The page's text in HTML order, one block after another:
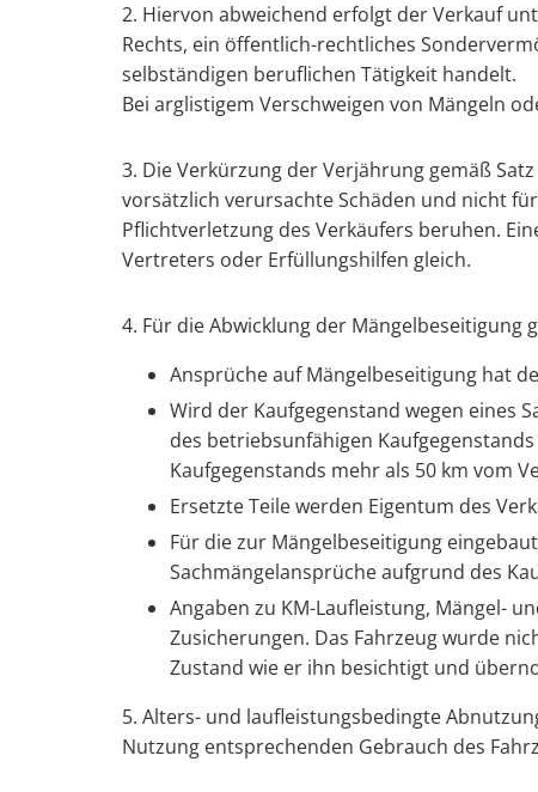
2. Hiervon abweichend erfolgt der Verkauf
Rechts, ein öffentlich-rechtliches
selbständigen beruflichen Tätigkeit handelt.
Bei arglistigem Verschweigen von Mängeln
3. Die Verkürzung der Verjährung gemäß
vorsätzlich verursachte Schäden und nicht
Pflichtverletzung des Verkäufers beruhen.
Vertreters oder Erfüllungshilfen gleich.
4. Für die Abwicklung der Mängelbeseitigung
Ansprüche auf Mängelbeseitigung hat
Wird der Kaufgegenstand wegen eines
des betriebsunfähigen
Kaufgegenstands mehr als 50 km vom
Ersetzte Teile werden Eigentum des
Für die zur Mängelbeseitigung
Sachmängelansprüche aufgrund des
Angaben zu KM-Laufleistung, Mängel-
Zusicherungen. Das Fahrzeug wurde
Zustand wie er ihn besichtigt und
5. Alters- und laufleistungsbedingte
Nutzung entsprechenden Gebrauch des